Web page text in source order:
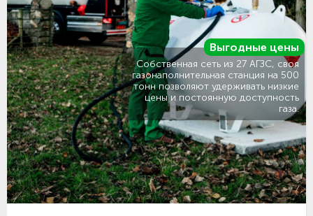
Выгодные цены
Собственная сеть из 27 АГЗС, своя
газонаполнительная станция на 500
тонн позволяют удерживать низкие
цены и постоянную доступность
газа.